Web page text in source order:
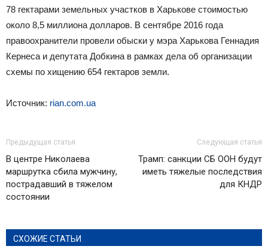
78 гектарами земельных участков в Харькове стоимостью
около 8,5 миллиона долларов. В сентябре 2016 года
правоохранители провели обыски у мэра Харькова Геннадия
Кернеса и депутата Добкина в рамках дела об организации
схемы по хищению 654 гектаров земли.
Источник: rian.com.ua
Предыдущая статья
В центре Николаева
маршрутка сбила мужчину,
пострадавший в тяжелом
состоянии
Следующая статья
Трамп: санкции СБ ООН будут
иметь тяжелые последствия
для КНДР
СХОЖИЕ СТАТЬИ